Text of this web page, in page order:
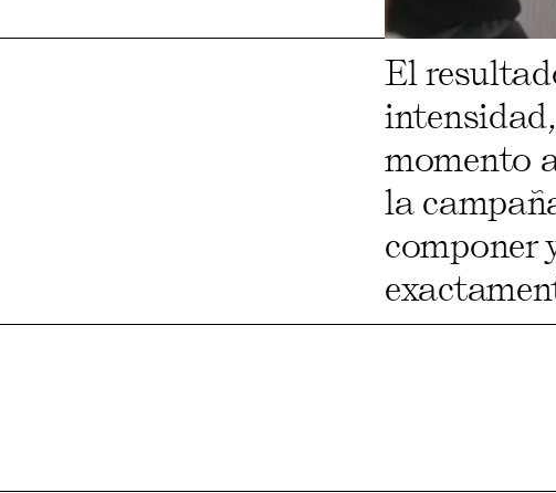
El
momento
la
componer